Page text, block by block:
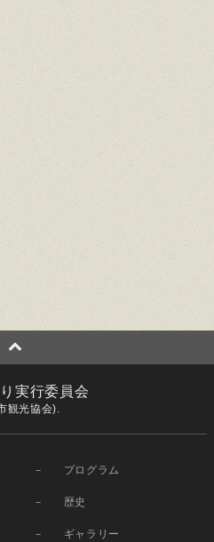
実行委員会
観光協会).
プログラム
歴史
ギャラリー